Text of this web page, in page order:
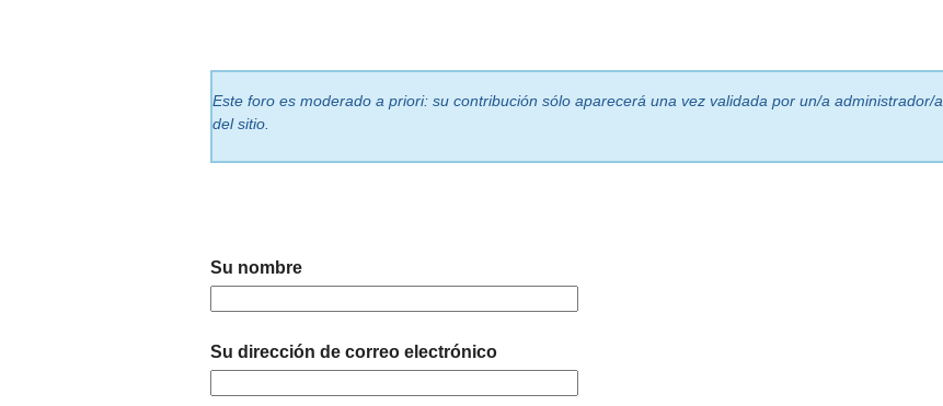
Este foro es moderado a priori: su contribución sólo aparecerá una vez validada por un/a administrador/a
del sitio.
Su nombre
Su dirección de correo electrónico